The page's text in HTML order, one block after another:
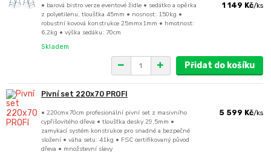
• barová bistro verze eventové židle • sedátko a opěrka
z polyetilenu, tloušťka 45mm • nosnost: 150kg •
robustní kovová konstrukce 25mmx1mm • hmotnost:
6,2kg • výška sedáku: 70cm
1 149 Kč/ks
Skladem
Přidat do košíku
Pivní set 220x70 PROFI
• 220cmx70cm profesionální pivní set z masivního
cypřišovitého dřeva • tloušťka desky 29,5mm •
zamykací systém konstrukce pro snadné a bezpečné
složení • váha setu: 41kg • FSC certifikovaný původ
dřeva • množstevní slevy
5 599 Kč/ks